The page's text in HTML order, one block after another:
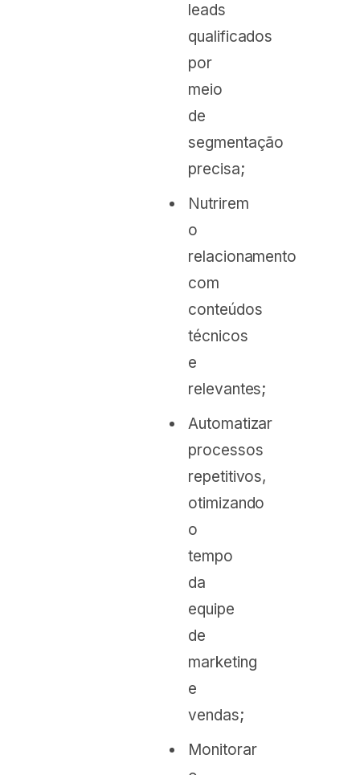
leads
qualificados
por
meio
de
segmentação
precisa;
Nutrirem
o
relacionamento
com
conteúdos
técnicos
e
relevantes;
Automatizar
processos
repetitivos,
otimizando
o
tempo
da
equipe
de
marketing
e
vendas;
Monitorar